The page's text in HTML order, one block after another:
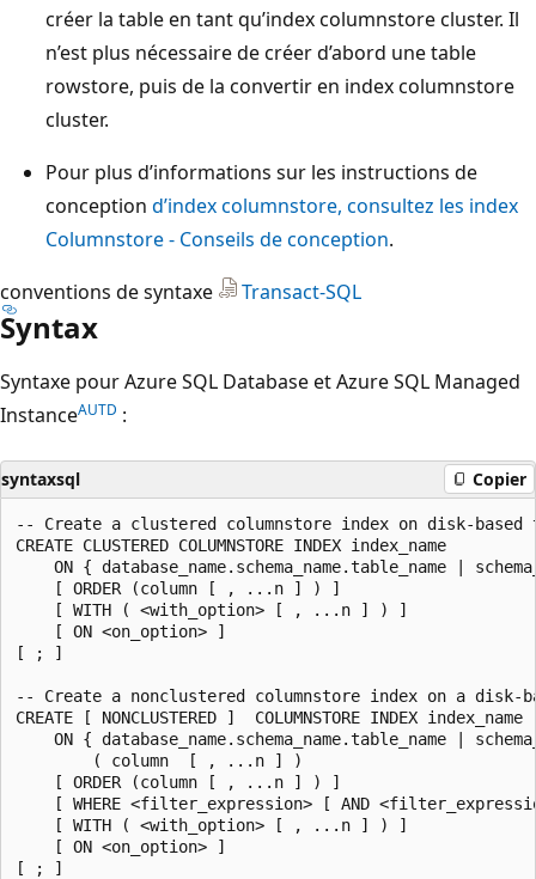
créer la table en tant qu’index columnstore cluster. Il
n’est plus nécessaire de créer d’abord une table
rowstore, puis de la convertir en index columnstore
cluster.
Pour plus d’informations sur les instructions de
conception d’index columnstore, consultez les index
Columnstore - Conseils de conception.
conventions de syntaxe
Transact-SQL
Syntax
Syntaxe pour Azure SQL Database et Azure SQL Managed
InstanceAUTD :
syntaxsql Copier
-- Create a clustered columnstore index on disk-based
CREATE CLUSTERED COLUMNSTORE INDEX index_name
ON { database_name.schema_name.table_name |
    [ ORDER (column [ , ...n ] ) ]
    [ WITH ( <with_option> [ , ...n ] ) ]
    [ ON <on_option> ]
[ ; ]
-- Create a nonclustered columnstore index on a disk-
CREATE [ NONCLUSTERED ]  COLUMNSTORE INDEX index_name
ON { database_name.schema_name.table_name |
        ( column  [ , ...n ] )
    [ ORDER (column [ , ...n ] ) ]
[ WHERE <filter_expression> [ AND
    [ WITH ( <with_option> [ , ...n ] ) ]
    [ ON <on_option> ]
[ ; ]